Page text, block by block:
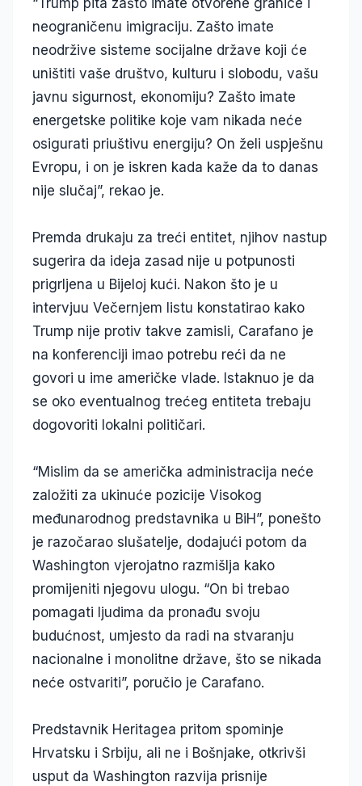
“Trump pita zašto imate otvorene granice i
neograničenu imigraciju. Zašto imate
neodržive sisteme socijalne države koji će
uništiti vaše društvo, kulturu i slobodu, vašu
javnu sigurnost, ekonomiju? Zašto imate
energetske politike koje vam nikada neće
osigurati priuštivu energiju? On želi uspješnu
Evropu, i on je iskren kada kaže da to danas
nije slučaj”, rekao je.
Premda drukaju za treći entitet, njihov nastup
sugerira da ideja zasad nije u potpunosti
prigrljena u Bijeloj kući. Nakon što je u
intervjuu Večernjem listu konstatirao kako
Trump nije protiv takve zamisli, Carafano je
na konferenciji imao potrebu reći da ne
govori u ime američke vlade. Istaknuo je da
se oko eventualnog trećeg entiteta trebaju
dogovoriti lokalni političari.
“Mislim da se američka administracija neće
založiti za ukinuće pozicije Visokog
međunarodnog predstavnika u BiH”, ponešto
je razočarao slušatelje, dodajući potom da
Washington vjerojatno razmišlja kako
promijeniti njegovu ulogu. “On bi trebao
pomagati ljudima da pronađu svoju
budućnost, umjesto da radi na stvaranju
nacionalne i monolitne države, što se nikada
neće ostvariti”, poručio je Carafano.
Predstavnik Heritagea pritom spominje
Hrvatsku i Srbiju, ali ne i Bošnjake, otkrivši
usput da Washington razvija prisnije